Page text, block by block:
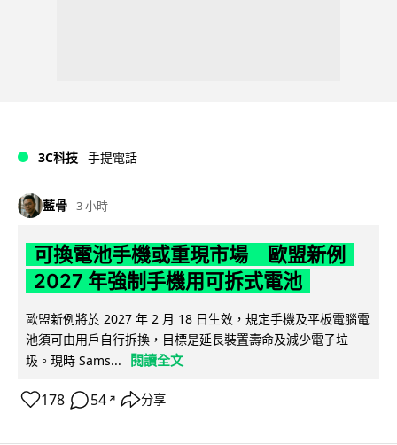
3C科技 手提電話
藍骨 3 小時
可換電池手機或重現市場 歐盟新例
2027 年強制手機用可拆式電池
歐盟新例將於 2027 年 2 月 18 日生效，規定手機及平板電腦電
池須可由用戶自行拆換，目標是延長裝置壽命及減少電子垃
圾。現時 Sams...
閱讀全文
178 54 ↗ 分享